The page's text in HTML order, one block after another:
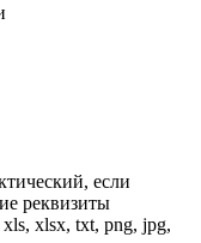
если
реквизиты
xlsx, txt, png, jpg,